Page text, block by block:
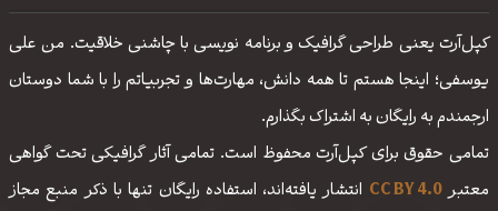
کپل‌آرت یعنی طراحی گرافیک و برنامه نویسی با چاشنی خلاقیت. من علی
یوسفی؛ اینجا هستم تا همه دانش، مهارت‌‌ها و تجربیاتم را با شما دوستان
ارجمندم به رایگان به اشتراک بگذارم.
تمامی حقوق برای کپل‌آرت محفوظ است. تمامی آثار گرافیکی تحت گواهی
معتبرCC BY 4.0 انتشار یافته‌اند، استفاده رایگان تنها با ذکر منبع مجاز